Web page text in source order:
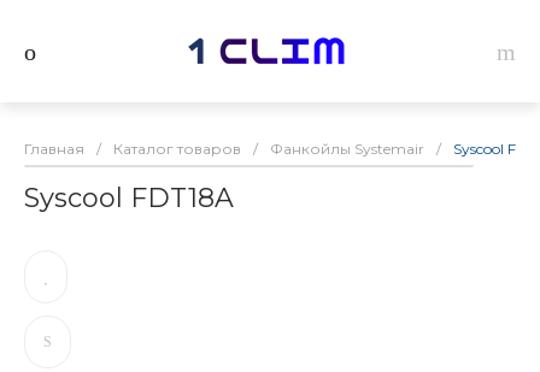
Главная / Каталог товаров / Фанкойлы Systemair / Syscool
Syscool FDT18A